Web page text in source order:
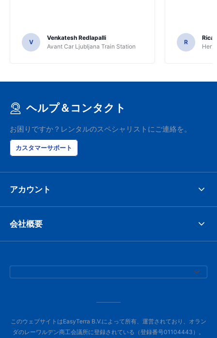
V
Venkatesh Redlapalli
Avant Car Ljubljana Train Station
R
ヘルプ＆コンタクト
お困りですか？レンタルのスペシャリストにご連絡を。
カスタマーサポート
アカウント
会社概要
このウェブサイトはEasyTerra B.V.によって所有、運営されており、オラン
ダのレーワルデン商工会議所に登録されている（登録番号01104443）。